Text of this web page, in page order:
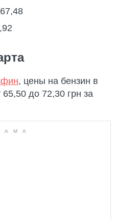
, цены на бензин в
до 72,30 грн за